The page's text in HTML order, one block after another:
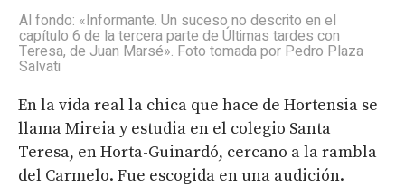
Al fondo: «Informante. Un suceso no descrito en el
capítulo 6 de la tercera parte de Últimas tardes con
Teresa, de Juan Marsé». Foto tomada por Pedro Plaza
Salvati
En la vida real la chica que hace de Hortensia se
llama Mireia y estudia en el colegio Santa
Teresa, en Horta-Guinardó, cercano a la rambla
del Carmelo. Fue escogida en una audición.